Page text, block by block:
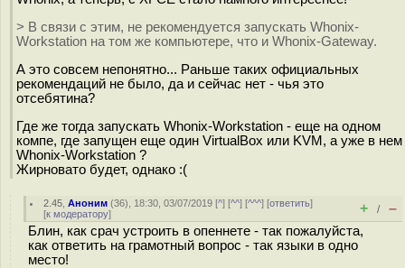
> В связи с этим, не рекомендуется запускать Whonix-
Workstation на том же компьютере, что и Whonix-Gateway.
А это совсем непонятно... Раньше таких официальных
рекомендаций не было, да и сейчас нет - чья это
отсебятина?
Где же тогда запускать Whonix-Workstation - еще на одном
компе, где запущен еще один VirtualBox или KVM, а уже в нем
Whonix-Workstation ?
Жирновато будет, однако :(
2.45 ,Аноним (36), 18:30, 03/07/2019 [^] [^^] [^^^] [ответить]
[к модератору] + / –
Блин, как срач устроить в опеннете - так пожалуйста,
как ответить на грамотный вопрос - так языки в одно
место!